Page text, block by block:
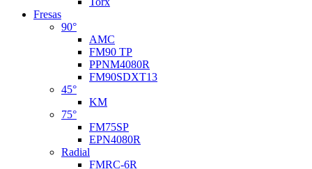
Fresas
90°
AMC
FM90 TP
PPNM4080R
FM90SDXT13
45°
KM
75°
FM75SP
EPN4080R
Radial
FMRC-6R